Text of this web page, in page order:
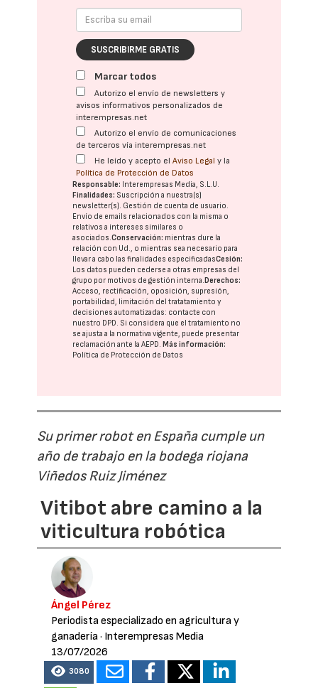
SUSCRIBIRME GRATIS
Marcar todos
Autorizo el envío de newsletters y
avisos informativos personalizados de
interempresas.net
Autorizo el envío de comunicaciones
de terceros vía interempresas.net
He leído y acepto elAviso Legal y la
Política de Protección de Datos
Responsable: Interempresas Media, S.L.U.
Finalidades: Suscripción a nuestra(s)
newsletter(s). Gestión de cuenta de usuario.
Envío de emails relacionados con la misma o
relativos a intereses similares o
asociados.Conservación: mientras dure la
relación con Ud., o mientras sea necesario para
llevar a cabo las finalidades especificadasCesión:
Los datos pueden cederse a otras empresas del
grupo por motivos de gestión interna.Derechos:
Acceso, rectificación, oposición, supresión,
portabilidad, limitación del tratatamiento y
decisiones automatizadas: contacte con
nuestro DPD. Si considera que el tratamiento no
se ajusta a la normativa vigente, puede presentar
reclamación ante laAEPD.Más información:
Política de Protección de Datos
Su primer robot en España cumple un
año de trabajo en la bodega riojana
Viñedos Ruiz Jiménez
Vitibot abre camino a la
viticultura robótica
Ángel Pérez
Periodista especializado en agricultura y
ganadería· Interempresas Media
13/07/2026
3080